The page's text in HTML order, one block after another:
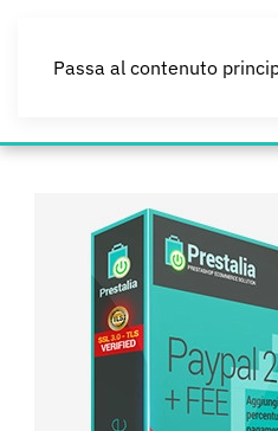
Passa al contenuto